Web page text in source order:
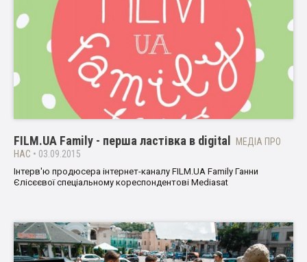
FILM.UA Family - перша ластівка в digital МЕДІА ПРО
НАС • 03.09.2015
Інтерв'ю продюсера інтернет-каналу FILM.UA Family Ганни
Єлісєєвої спеціальному кореспондентові Mediasat